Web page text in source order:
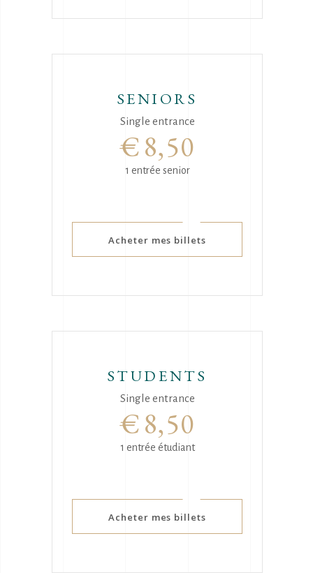
SENIORS
Single entrance
€8,50
1 entrée senior
Acheter mes billets
STUDENTS
Single entrance
€8,50
1 entrée étudiant
Acheter mes billets